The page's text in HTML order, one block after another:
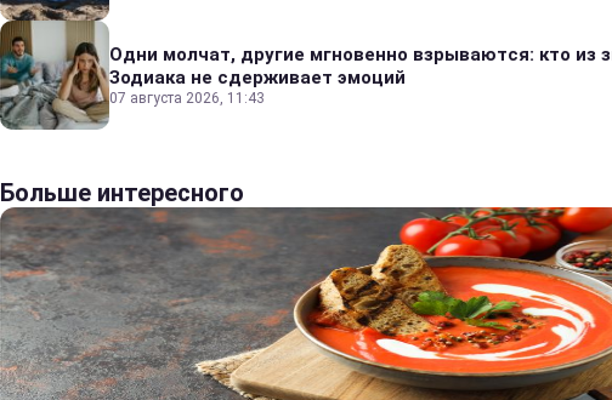
Одни молчат, другие мгновенно взрываются: кто из
Зодиака не сдерживает эмоций
07 августа 2026, 11:43
Больше интересного